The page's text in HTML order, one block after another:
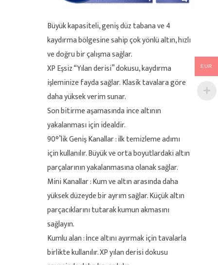
Büyük kapasiteli, geniş düz tabana ve 4
kaydırma bölgesine sahip çok yönlü altın, hızlı
ve doğru bir çalışma sağlar.
XP Eşsiz “Yılan derisi” dokusu, kaydırma
işleminize fayda sağlar. Klasik tavalara göre
daha yüksek verim sunar.
Son bitirme aşamasında ince altının
yakalanması için idealdir.
90°’lik Geniş Kanallar : ilk temizleme adımı
için kullanılır. Büyük ve orta boyutlardaki altın
parçalarının yakalanmasına olanak sağlar.
Mini Kanallar : Kum ve altın arasında daha
yüksek düzeyde bir ayrım sağlar. Küçük altın
parçacıklarını tutarak kumun akmasını
sağlayın.
Kumlu alan : İnce altını ayırmak için tavalarla
birlikte kullanılır. XP yılan derisi dokusu
EUR